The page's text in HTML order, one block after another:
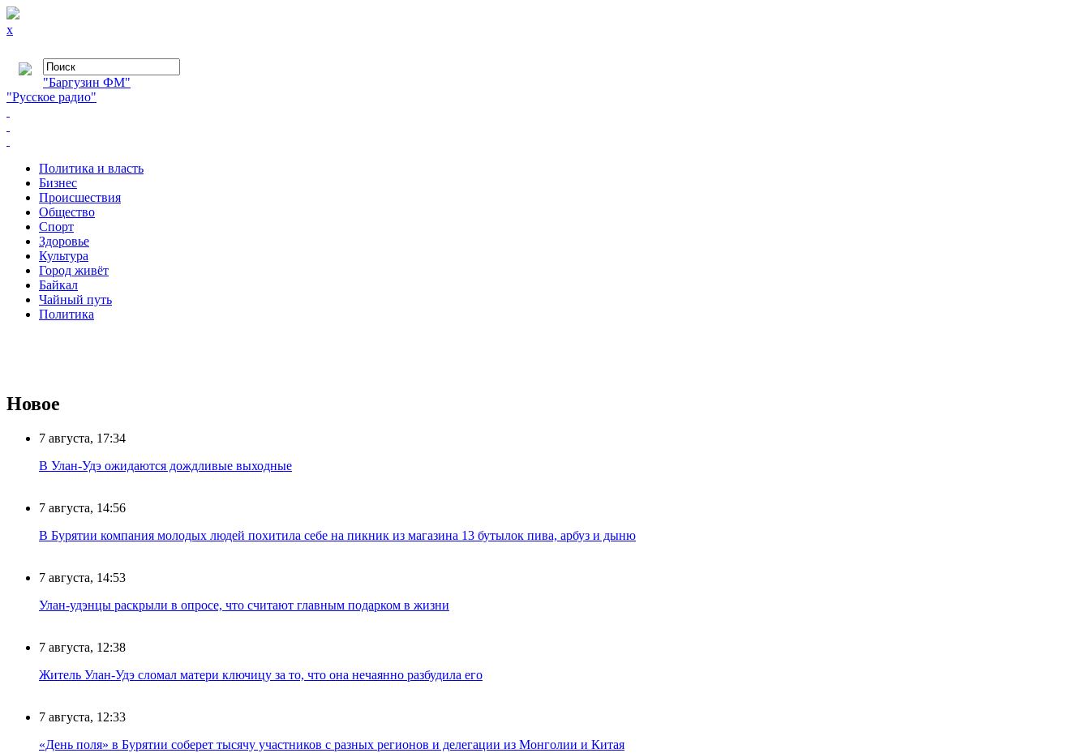
x
"Баргузин ФМ"
"Русское радио"
Политика и власть
Бизнес
Происшествия
Общество
Cпорт
Здоровье
Культура
Город живёт
Байкал
Чайный путь
Политика
Новое
7 августа, 17:34
В Улан-Удэ ожидаются дождливые выходные
7 августа, 14:56
В Бурятии компания молодых людей похитила себе на пикник из магазина 13 бутылок пива, арбуз и дыню
7 августа, 14:53
Улан-удэнцы раскрыли в опросе, что считают главным подарком в жизни
7 августа, 12:38
Житель Улан-Удэ сломал матери ключицу за то, что она нечаянно разбудила его
7 августа, 12:33
«День поля» в Бурятии соберет тысячу участников с разных регионов и делегации из Монголии и Китая